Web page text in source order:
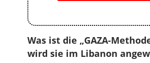
Was ist die „GAZA-
wird sie im Libanon